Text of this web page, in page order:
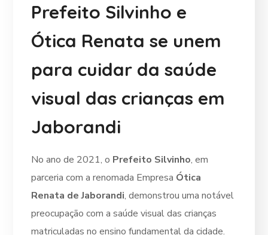
Prefeito Silvinho e
Ótica Renata se unem
para cuidar da saúde
visual das crianças em
Jaborandi
No ano de 2021, o Prefeito Silvinho, em
parceria com a renomada Empresa Ótica
Renata de Jaborandi, demonstrou uma notável
preocupação com a saúde visual das crianças
matriculadas no ensino fundamental da cidade.